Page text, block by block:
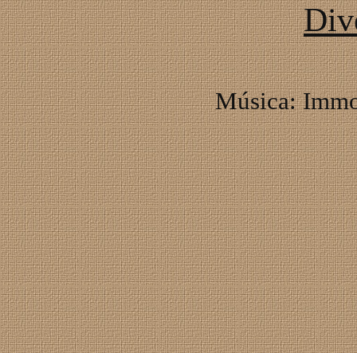
Música: